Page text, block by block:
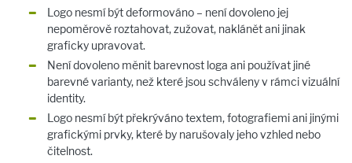
Logo nesmí být deformováno – není dovoleno jej
nepoměrově roztahovat, zužovat, naklánět ani jinak
graficky upravovat.
Není dovoleno měnit barevnost loga ani používat jiné
barevné varianty, než které jsou schváleny v rámci vizuální
identity.
Logo nesmí být překrýváno textem, fotografiemi ani jinými
grafickými prvky, které by narušovaly jeho vzhled nebo
čitelnost.